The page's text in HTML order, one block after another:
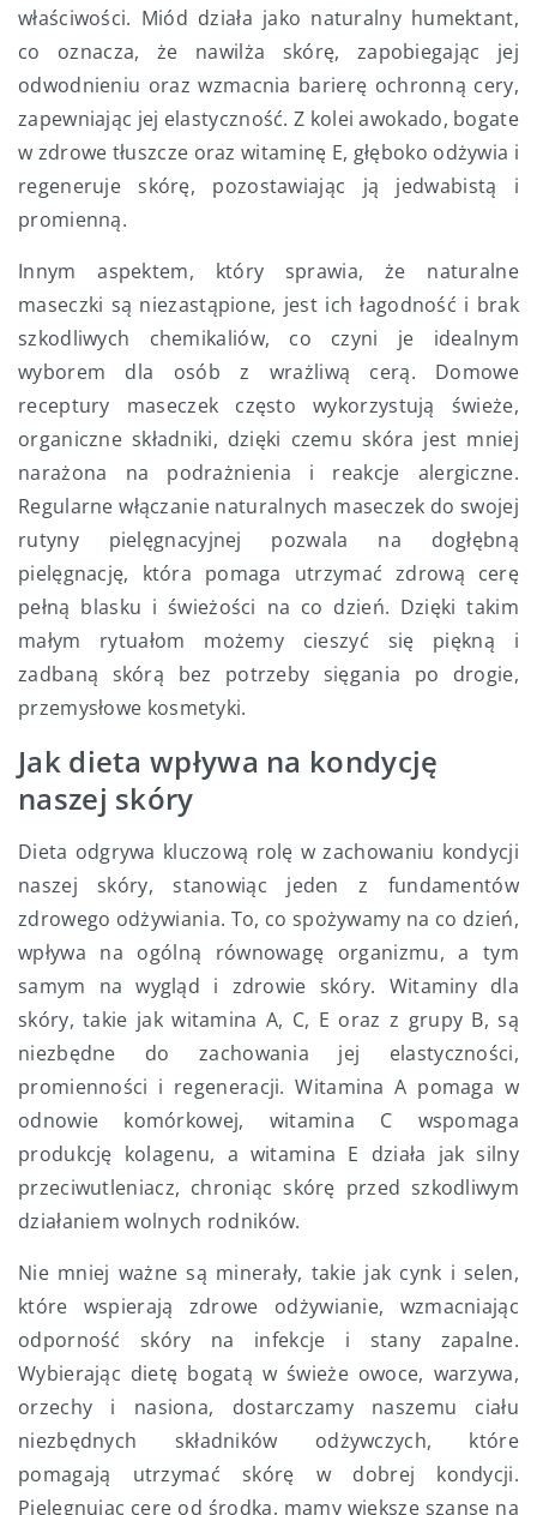
właściwości. Miód działa jako naturalny humektant,
co oznacza, że nawilża skórę, zapobiegając jej
odwodnieniu oraz wzmacnia barierę ochronną cery,
zapewniając jej elastyczność. Z kolei awokado, bogate
w zdrowe tłuszcze oraz witaminę E, głęboko odżywia i
regeneruje skórę, pozostawiając ją jedwabistą i
promienną.
Innym aspektem, który sprawia, że naturalne
maseczki są niezastąpione, jest ich łagodność i brak
szkodliwych chemikaliów, co czyni je idealnym
wyborem dla osób z wrażliwą cerą. Domowe
receptury maseczek często wykorzystują świeże,
organiczne składniki, dzięki czemu skóra jest mniej
narażona na podrażnienia i reakcje alergiczne.
Regularne włączanie naturalnych maseczek do swojej
rutyny pielęgnacyjnej pozwala na dogłębną
pielęgnację, która pomaga utrzymać zdrową cerę
pełną blasku i świeżości na co dzień. Dzięki takim
małym rytuałom możemy cieszyć się piękną i
zadbaną skórą bez potrzeby sięgania po drogie,
przemysłowe kosmetyki.
Jak dieta wpływa na kondycję
naszej skóry
Dieta odgrywa kluczową rolę w zachowaniu kondycji
naszej skóry, stanowiąc jeden z fundamentów
zdrowego odżywiania. To, co spożywamy na co dzień,
wpływa na ogólną równowagę organizmu, a tym
samym na wygląd i zdrowie skóry. Witaminy dla
skóry, takie jak witamina A, C, E oraz z grupy B, są
niezbędne do zachowania jej elastyczności,
promienności i regeneracji. Witamina A pomaga w
odnowie komórkowej, witamina C wspomaga
produkcję kolagenu, a witamina E działa jak silny
przeciwutleniacz, chroniąc skórę przed szkodliwym
działaniem wolnych rodników.
Nie mniej ważne są minerały, takie jak cynk i selen,
które wspierają zdrowe odżywianie, wzmacniając
odporność skóry na infekcje i stany zapalne.
Wybierając dietę bogatą w świeże owoce, warzywa,
orzechy i nasiona, dostarczamy naszemu ciału
niezbędnych składników odżywczych, które
pomagają utrzymać skórę w dobrej kondycji.
Pielęgnując cerę od środka, mamy większe szanse na